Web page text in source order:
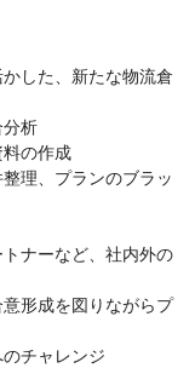
した、新たな物流倉
分析
料の作成
理、プランのブラッ
ナーなど、社内外の
形成を図りながらプ
チャレンジ